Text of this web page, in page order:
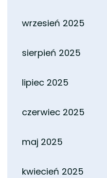
wrzesień 2025
sierpień 2025
lipiec 2025
czerwiec 2025
maj 2025
kwiecień 2025